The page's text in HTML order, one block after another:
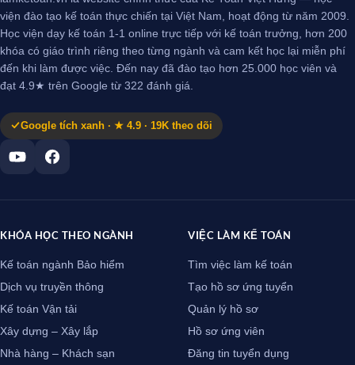
viện đào tạo kế toán thực chiến tại Việt Nam, hoạt động từ năm 2009.
Học viện dạy kế toán 1-1 online trực tiếp với kế toán trưởng, hơn 200
khóa có giáo trình riêng theo từng ngành và cam kết học lại miễn phí
đến khi làm được việc. Đến nay đã đào tạo hơn 25.000 học viên và
đạt 4.9★ trên Google từ 322 đánh giá.
Google tích xanh · ★ 4.9 · 19K theo dõi
KHÓA HỌC THEO NGÀNH
Kế toán ngành Bảo hiểm
Dịch vụ truyền thông
Kế toán Vận tải
Xây dựng – Xây lắp
Nhà hàng – Khách sạn
VIỆC LÀM KẾ TOÁN
Tìm việc làm kế toán
Tạo hồ sơ ứng tuyển
Quản lý hồ sơ
Hồ sơ ứng viên
Đăng tin tuyển dụng